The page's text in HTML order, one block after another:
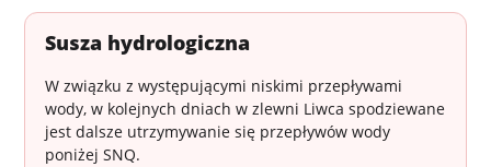
Susza hydrologiczna
W związku z występującymi niskimi przepływami
wody, w kolejnych dniach w zlewni Liwca spodziewane
jest dalsze utrzymywanie się przepływów wody
poniżej SNQ.